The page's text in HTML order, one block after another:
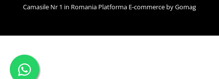
Camasile Nr 1 in Romania Platforma E-commerce by Gomag